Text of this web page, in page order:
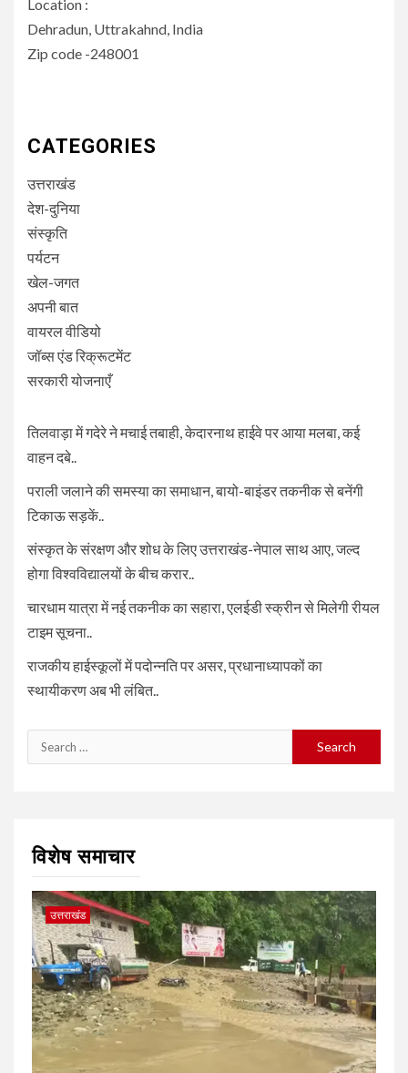
Location :
Dehradun, Uttrakahnd, India
Zip code -248001
CATEGORIES
उत्तराखंड
देश-दुनिया
संस्कृति
पर्यटन
खेल-जगत
अपनी बात
वायरल वीडियो
जॉब्स एंड रिक्रूटमेंट
सरकारी योजनाएँ
तिलवाड़ा में गदेरे ने मचाई तबाही, केदारनाथ हाईवे पर आया मलबा, कई
वाहन दबे..
पराली जलाने की समस्या का समाधान, बायो-बाइंडर तकनीक से बनेंगी
टिकाऊ सड़कें..
संस्कृत के संरक्षण और शोध के लिए उत्तराखंड-नेपाल साथ आए, जल्द
होगा विश्वविद्यालयों के बीच करार..
चारधाम यात्रा में नई तकनीक का सहारा, एलईडी स्क्रीन से मिलेगी रीयल
टाइम सूचना..
राजकीय हाईस्कूलों में पदोन्नति पर असर, प्रधानाध्यापकों का
स्थायीकरण अब भी लंबित..
Search
for:
विशेष समाचार
उत्तराखंड